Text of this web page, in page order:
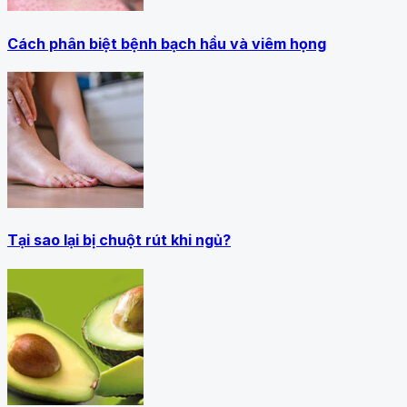
Cách phân biệt bệnh bạch hầu và viêm họng
Tại sao lại bị chuột rút khi ngủ?